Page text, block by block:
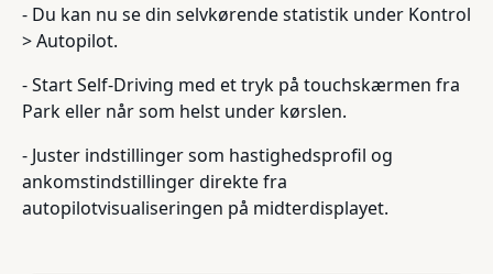
- Du kan nu se din selvkørende statistik under Kontrol
> Autopilot.
- Start Self-Driving med et tryk på touchskærmen fra
Park eller når som helst under kørslen.
- Juster indstillinger som hastighedsprofil og
ankomstindstillinger direkte fra
autopilotvisualiseringen på midterdisplayet.